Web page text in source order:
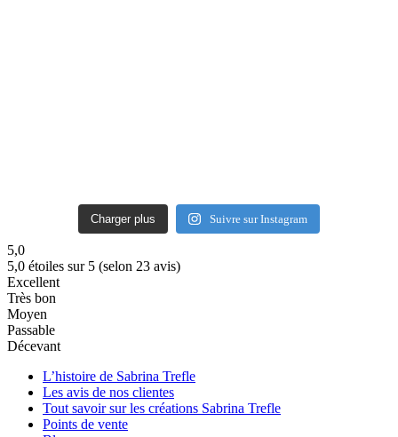
Charger plus Suivre sur Instagram
5,0
5,0 étoiles sur 5 (selon 23 avis)
Excellent
Très bon
Moyen
Passable
Décevant
L’histoire de Sabrina Trefle
Les avis de nos clientes
Tout savoir sur les créations Sabrina Trefle
Points de vente